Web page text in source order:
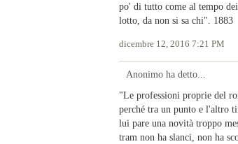
po' di tutto come al tempo
lotto, da non si sa chi". 1883
dicembre 12, 2016 7:21 PM
Anonimo ha detto...
"Le professioni proprie del
perché tra un punto e l'altro
lui pare una novità troppo
tram non ha slanci, non ha